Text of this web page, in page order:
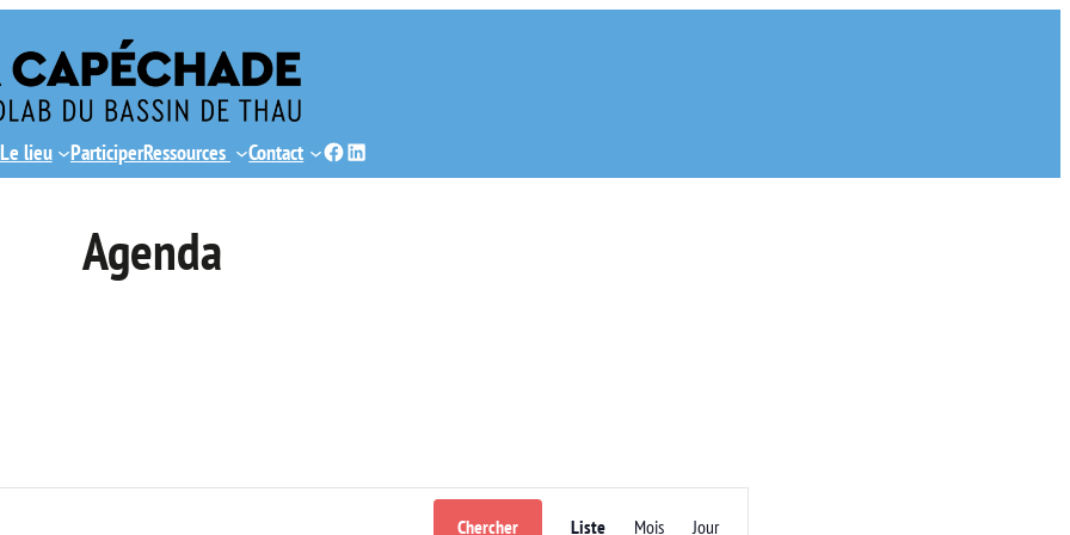
Le lieu ParticiperRessources Contact Facebook
LinkedIn
Agenda
Chercher Liste Mois Jour